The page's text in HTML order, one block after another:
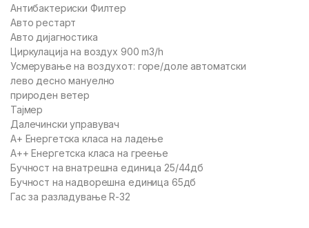
Антибактериски Филтер
Авто рестарт
Авто дијагностика
Циркулација на воздух 900 m3/h
Усмерување на воздухот: горе/доле автоматски
лево десно мануелно
природен ветер
Тајмер
Далечински управувач
A+ Енергетска класа на ладење
A++ Енергетска класа на греење
Бучност на внатрешна единица 25/44дб
Бучност на надворешна единица 65дб
Гас за разладување R-32